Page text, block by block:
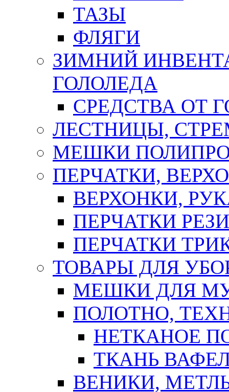
ТАЗЫ
ФЛЯГИ
ЗИМНИЙ
ГОЛОЛЕДА
СРЕДСТВА ОТ
ЛЕСТНИЦЫ,
МЕШКИ
ПЕРЧАТКИ,
ВЕРХОНКИ,
ПЕРЧАТКИ
ПЕРЧАТКИ
ТОВАРЫ ДЛЯ
МЕШКИ ДЛЯ
ПОЛОТНО,
НЕТКАНОЕ
ТКАНЬ
ВЕНИКИ,